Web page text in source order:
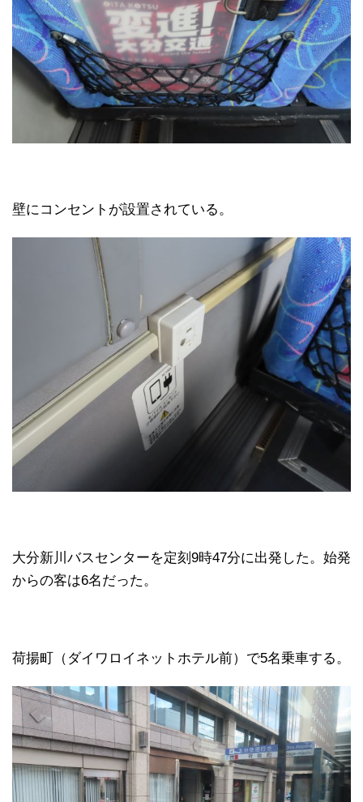
壁にコンセントが設置されている。
大分新川バスセンターを定刻9時47分に出発した。始発
からの客は6名だった。
荷揚町（ダイワロイネットホテル前）で5名乗車する。